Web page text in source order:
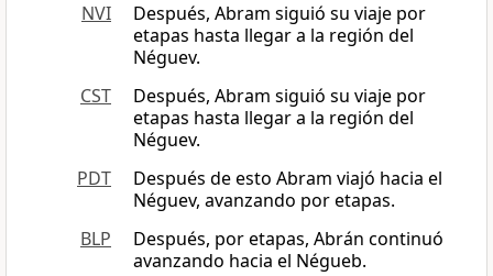
NVI
Después, Abram siguió su viaje por
etapas hasta llegar a la región del
Néguev.
CST
Después, Abram siguió su viaje por
etapas hasta llegar a la región del
Néguev.
PDT
Después de esto Abram viajó hacia el
Néguev, avanzando por etapas.
BLP
Después, por etapas, Abrán continuó
avanzando hacia el Négueb.